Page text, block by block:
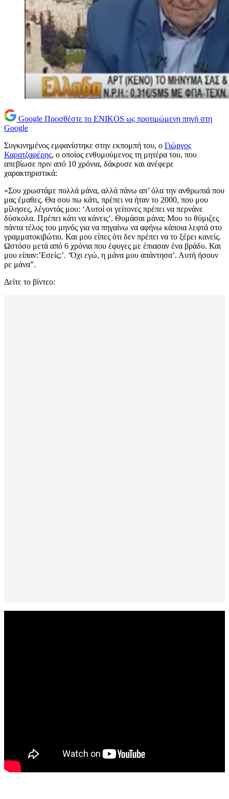
Google Προσθέστε το ENIKOS ως προτιμώμενη πηγή στη
Google
Συγκινημένος εμφανίστηκε στην εκπομπή του, ο Γιώργος
Καρατζαφέρης, ο οποίος ενθυμούμενος τη μητέρα του, που
απεβίωσε πριν από 10 χρόνια, δάκρυσε και ανέφερε
χαρακτηριστικά:
«Σου χρωστάμε πολλά μάνα, αλλά πάνω απ’ όλα την ανθρωπιά που
μας έμαθες. Θα σου πω κάτι, πρέπει να ήταν το 2000, που μου
μίλησες, λέγοντάς μου: ‘Αυτοί οι γείτονες πρέπει να περνάνε
δύσκολα. Πρέπει κάτι να κάνεις’. Θυμάσαι μάνα; Μου το θύμιζες
πάντα τέλος του μηνός για να πηγαίνω να αφήνω κάποια λεφτά στο
γραμματοκιβώτιο. Και μου είπες ότι δεν πρέπει να το ξέρει κανείς.
Ωστόσο μετά από 6 χρόνια που έφυγες με έπιασαν ένα βράδυ. Και
μου είπαν:’Εσείς;’. ‘Όχι εγώ, η μάνα μου απάντησα’. Αυτή ήσουν
ρε μάνα”.
Δείτε το βίντεο: